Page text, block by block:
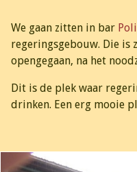
We gaan zitten in bar
regeringsgebouw. Die is
opengegaan, na het
Dit is de plek waar
drinken. Een erg mooie